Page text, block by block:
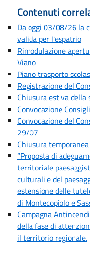
Contenuti
Da oggi 03/08/26 la
valida per l'espatrio
Rimodulazione
Viano
Piano trasporto
Registrazione del
Chiusura estiva della
Convocazione
Convocazione del
29/07
Chiusura
“Proposta di
territoriale
culturali e del
estensione delle
di Montecopiolo e
Campagna
della fase di
il territorio regionale.